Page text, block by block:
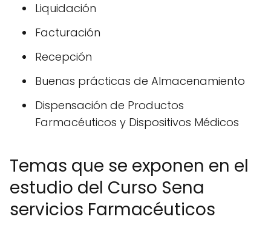
Liquidación
Facturación
Recepción
Buenas prácticas de Almacenamiento
Dispensación de Productos
Farmacéuticos y Dispositivos Médicos
Temas que se exponen en el
estudio del Curso Sena
servicios Farmacéuticos